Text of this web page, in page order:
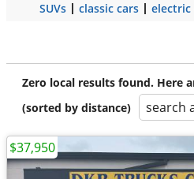
SUVs classic cars electric
Zero local results found. Here
(sorted by distance)
search
$37,950